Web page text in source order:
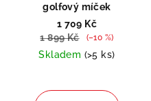
golfový míček
1 709 Kč
1 899 Kč
(–10 %)
Skladem (>5 ks)